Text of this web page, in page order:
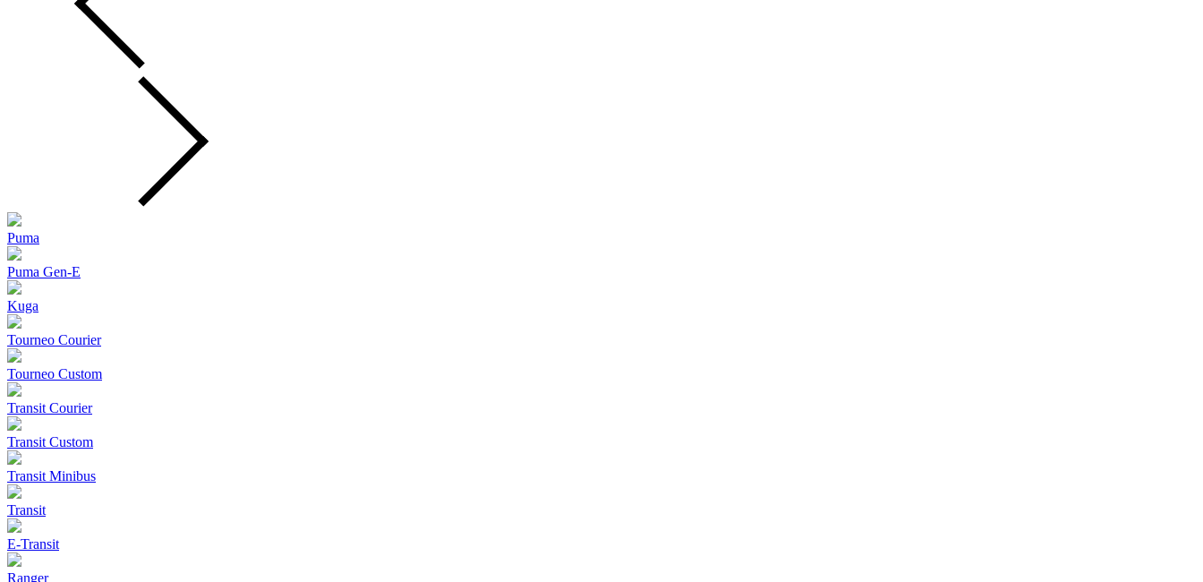
Puma
Puma Gen‑E
Kuga
Tourneo Courier
Tourneo Custom
Transit Courier
Transit Custom
Transit Minibus
Transit
E-Transit
Ranger